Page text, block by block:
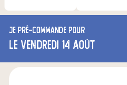
Je pré-commande pour
le vendredi 14 août